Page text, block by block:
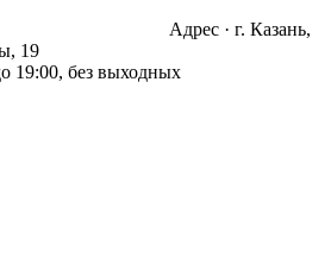
Адрес · г. Казань,
19
19:00, без выходных